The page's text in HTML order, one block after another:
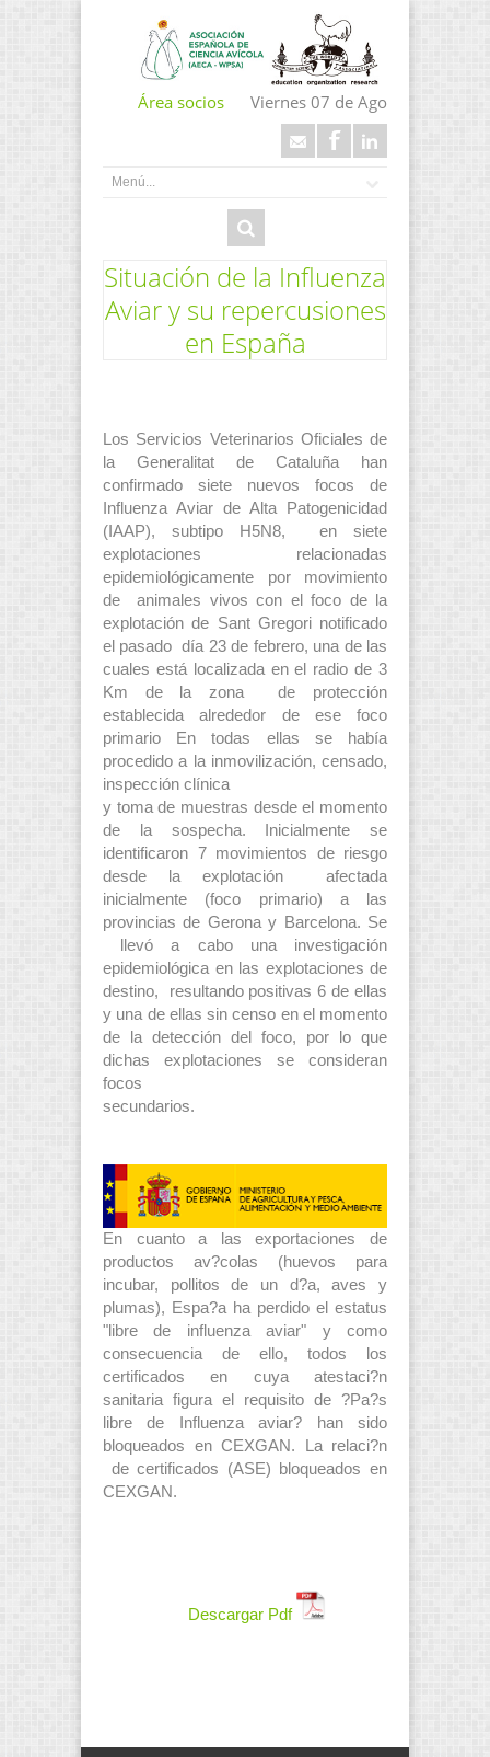
Área socios Viernes 07 de Ago
Situación de la Influenza
Aviar y su repercusiones
en España
Los Servicios Veterinarios Oficiales de
la Generalitat de Cataluña han
confirmado siete nuevos focos de
Influenza Aviar de Alta Patogenicidad
(IAAP), subtipo H5N8, en siete
explotaciones relacionadas
epidemiológicamente por movimiento
de animales vivos con el foco de la
explotación de Sant Gregori notificado
el pasado día 23 de febrero, una de las
cuales está localizada en el radio de 3
Km de la zona de protección
establecida alrededor de ese foco
primario En todas ellas se había
procedido a la inmovilización, censado,
inspección clínica
y toma de muestras desde el momento
de la sospecha. Inicialmente se
identificaron 7 movimientos de riesgo
desde la explotación afectada
inicialmente (foco primario) a las
provincias de Gerona y Barcelona. Se
llevó a cabo una investigación
epidemiológica en las explotaciones de
destino, resultando positivas 6 de ellas
y una de ellas sin censo en el momento
de la detección del foco, por lo que
dichas explotaciones se consideran
focos
secundarios.
En cuanto a las exportaciones de
productos av?colas (huevos para
incubar, pollitos de un d?a, aves y
plumas), Espa?a ha perdido el estatus
"libre de influenza aviar" y como
consecuencia de ello, todos los
certificados en cuya atestaci?n
sanitaria figura el requisito de ?Pa?s
libre de Influenza aviar? han sido
bloqueados en CEXGAN. La relaci?n
de certificados (ASE) bloqueados en
CEXGAN.
Descargar Pdf